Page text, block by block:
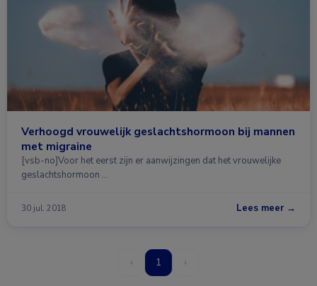
Verhoogd vrouwelijk geslachtshormoon bij mannen
met migraine
[vsb-no]Voor het eerst zijn er aanwijzingen dat het vrouwelijke
geslachtshormoon …
30 jul. 2018 Lees meer →
‹ 1 ›